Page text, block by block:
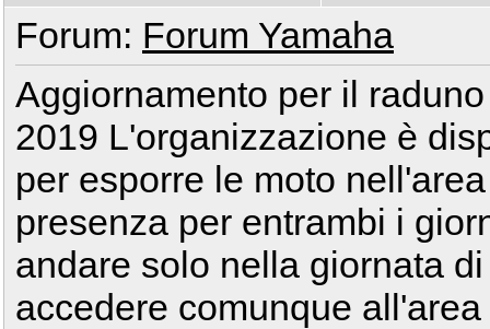
Forum: Forum Yamaha
Aggiornamento per il
2019 L'organizzazione è
per esporre le moto
presenza per entrambi i
andare solo nella giornata
accedere comunque